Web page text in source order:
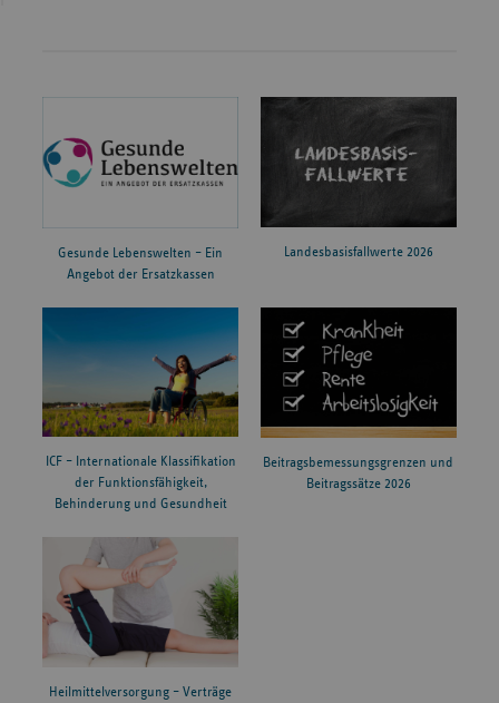
Gesunde Lebenswelten – Ein
Angebot der Ersatzkassen
Landesbasisfallwerte 2026
ICF – Internationale Klassifikation
der Funktionsfähigkeit,
Behinderung und Gesundheit
Beitragsbemessungsgrenzen und
Beitragssätze 2026
Heilmittelversorgung – Verträge